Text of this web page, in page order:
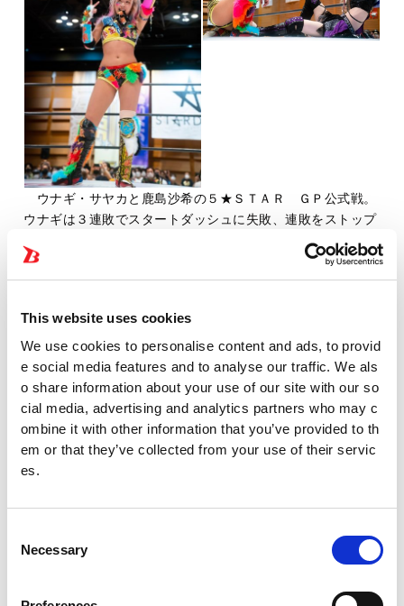
This website uses cookies
We use cookies to personalise content and ads, to provid
e social media features and to analyse our traffic. We als
o share information about your use of our site with our so
cial media, advertising and analytics partners who may c
ombine it with other information that you’ve provided to th
em or that they’ve collected from your use of their servic
es.
Necessary
ウナギ・サヤカと鹿島沙希の５★ＳＴＡＲ ＧＰ公式戦。
ウナギは３連敗でスタートダッシュに失敗、連敗をストップ
させ巻き返しを図りたい。鹿島は２連敗ながらも前日の松江
凱旋興行で舞華を破りリーグ戦初白星。ここから優勝戦線に
加わるためにもウナギから勝って連勝を飾りたいところ。ど
21名古屋でおこなわれるアーティスト・オブ・スターダム王
座の前哨戦。タイトル戦を前にした駆け引きも注目される。
鹿島がベルトを誇示するとウナギが払い除け試合開始。鹿
島が張り手から打撃の連打でウナギを場外に落とす。鹿島は
タオルでウナギの首を絞めていく。ウナギを場外でいたぶり
鹿島がリングに戻すと片足でカバー。鹿島は「どうした最初
してみろ！」と挑発する。ウナギはカウンターでフェースク
へん固め。鹿島がコルバタからビッグブーツ。ウナギが返す
と、鹿島はコーナーからフェースクラッシャー。返したウナ